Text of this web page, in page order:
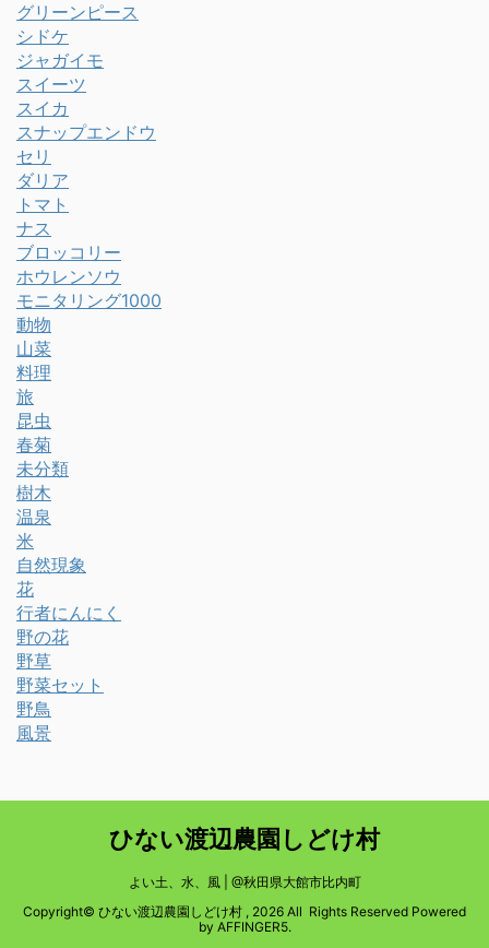
グリーンピース
シドケ
ジャガイモ
スイーツ
スイカ
スナップエンドウ
セリ
ダリア
トマト
ナス
ブロッコリー
ホウレンソウ
モニタリング1000
動物
山菜
料理
旅
昆虫
春菊
未分類
樹木
温泉
米
自然現象
花
行者にんにく
野の花
野草
野菜セット
野鳥
風景
ひない渡辺農園しどけ村
よい土、水、風 | @秋田県大館市比内町
Copyright© ひない渡辺農園しどけ村 , 2026 All Rights Reserved Powered
by AFFINGER5.